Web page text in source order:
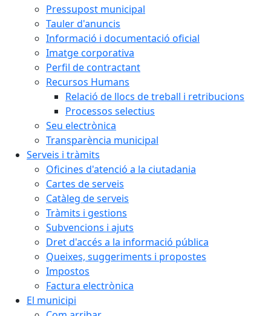
Pressupost municipal
Tauler d'anuncis
Informació i documentació oficial
Imatge corporativa
Perfil de contractant
Recursos Humans
Relació de llocs de treball i retribucions
Processos selectius
Seu electrònica
Transparència municipal
Serveis i tràmits
Oficines d'atenció a la ciutadania
Cartes de serveis
Catàleg de serveis
Tràmits i gestions
Subvencions i ajuts
Dret d'accés a la informació pública
Queixes, suggeriments i propostes
Impostos
Factura electrònica
El municipi